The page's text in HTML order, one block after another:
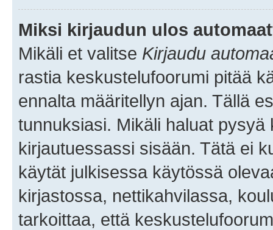
Miksi kirjaudun ulos
Mikäli et valitse Kirjaudu
rastia keskustelufoorumi pitää
ennalta määritellyn ajan. Tällä
tunnuksiasi. Mikäli haluat
kirjautuessassi sisään. Tätä ei
käytät julkisessa käytössä
kirjastossa, nettikahvilassa,
tarkoittaa, että